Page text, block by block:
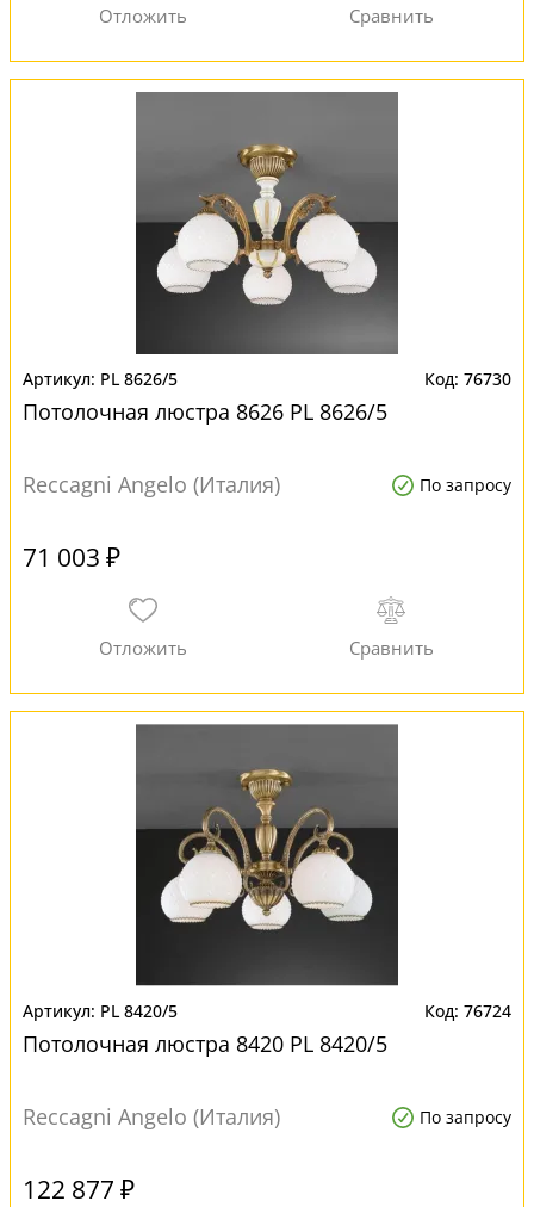
PL 8626/5 76730
Потолочная люстра 8626 PL 8626/5
Reccagni Angelo (Италия) По запросу
71 003 ₽
PL 8420/5 76724
Потолочная люстра 8420 PL 8420/5
Reccagni Angelo (Италия) По запросу
122 877 ₽